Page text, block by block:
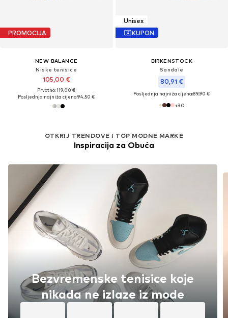
PROMOCIJA
NEW BALANCE
Niske tenisice
105,00 €
Prvotno: 119,00 €
Posljednja najniža cijena:94,50 €
Unisex
KUPON
BIRKENSTOCK
Sandale
80,91 €
Posljednja najniža cijena:89,90 €
+30
OTKRIJ TRENDOVE I TOP MODNE MARKE
Inspiracija za Obuća
Bezvremenske tenisice koje
nikada ne izlaze iz mode